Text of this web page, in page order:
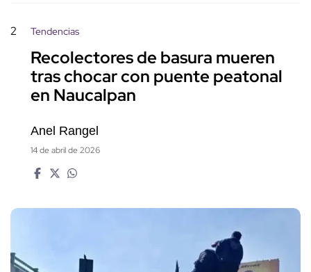
2 Tendencias
Recolectores de basura mueren
tras chocar con puente peatonal
en Naucalpan
Anel Rangel
14 de abril de 2026